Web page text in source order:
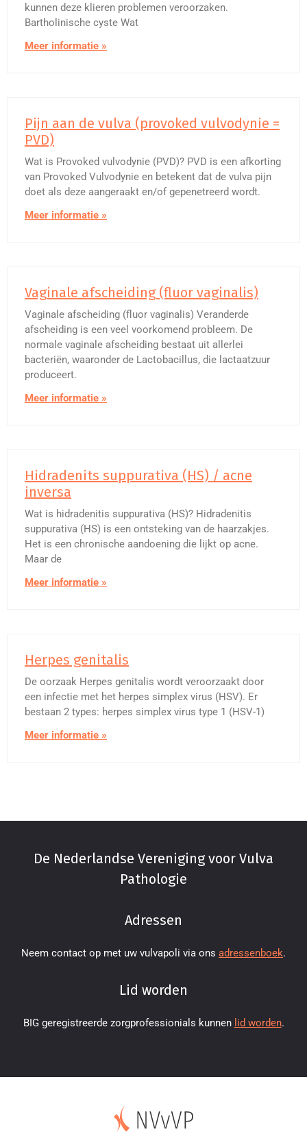
kunnen deze klieren problemen veroorzaken.
Bartholinische cyste Wat
Meer informatie »
Pijn aan de vulva (provoked vulvodynie =
PVD)
Wat is Provoked vulvodynie (PVD)? PVD is een afkorting
van Provoked Vulvodynie en betekent dat de vulva pijn
doet als deze aangeraakt en/of gepenetreerd wordt.
Meer informatie »
Vaginale afscheiding (fluor vaginalis)
Vaginale afscheiding (fluor vaginalis) Veranderde
afscheiding is een veel voorkomend probleem. De
normale vaginale afscheiding bestaat uit allerlei
bacteriën, waaronder de Lactobacillus, die lactaatzuur
produceert.
Meer informatie »
Hidradenits suppurativa (HS) / acne
inversa
Wat is hidradenitis suppurativa (HS)? Hidradenitis
suppurativa (HS) is een ontsteking van de haarzakjes.
Het is een chronische aandoening die lijkt op acne.
Maar de
Meer informatie »
Herpes genitalis
De oorzaak Herpes genitalis wordt veroorzaakt door
een infectie met het herpes simplex virus (HSV). Er
bestaan 2 types: herpes simplex virus type 1 (HSV-1)
Meer informatie »
De Nederlandse Vereniging voor Vulva
Pathologie
Adressen
Neem contact op met uw vulvapoli via ons adressenboek.
Lid worden
BIG geregistreerde zorgprofessionials kunnen lid worden.